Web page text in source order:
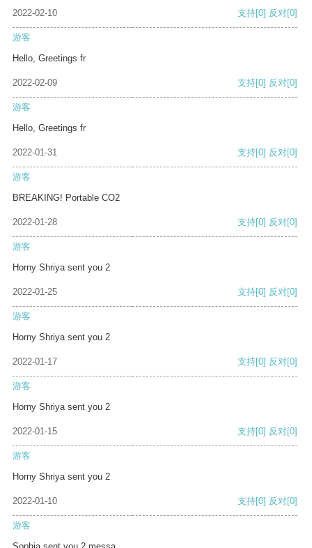
2022-02-10 支持[0] 反对[0]
游客
Hello, Greetings fr
2022-02-09 支持[0] 反对[0]
游客
Hello, Greetings fr
2022-01-31 支持[0] 反对[0]
游客
BREAKING! Portable CO2
2022-01-28 支持[0] 反对[0]
游客
Horny Shriya sent you 2
2022-01-25 支持[0] 反对[0]
游客
Horny Shriya sent you 2
2022-01-17 支持[0] 反对[0]
游客
Horny Shriya sent you 2
2022-01-15 支持[0] 反对[0]
游客
Horny Shriya sent you 2
2022-01-10 支持[0] 反对[0]
游客